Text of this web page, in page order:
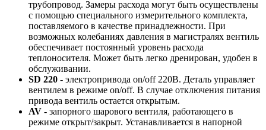
трубопровод. Замеры расхода могут быть осуществлены
с помощью специального измерительного комплекта,
поставляемого в качестве принадлежности. При
возможных колебаниях давления в магистралях вентиль
обеспечивает постоянный уровень расхода
теплоносителя. Может быть легко дренирован, удобен в
обслуживании.
SD 220 - электропривода on/off 220В. Деталь управляет
вентилем в режиме on/off. В случае отключения питания
привода вентиль остается открытым.
AV - запорного шарового вентиля, работающего в
режиме открыт/закрыт. Устанавливается в напорной